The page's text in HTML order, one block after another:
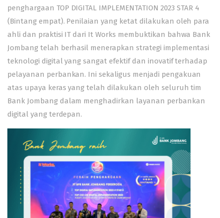
penghargaan TOP DIGITAL IMPLEMENTATION 2023 STAR 4
(Bintang empat). Penilaian yang ketat dilakukan oleh para
ahli dan praktisi IT dari It Works membuktikan bahwa Bank
Jombang telah berhasil menerapkan strategi implementasi
teknologi digital yang sangat efektif dan inovatif terhadap
pelayanan perbankan. Ini sekaligus menjadi pengakuan
atas upaya keras yang telah dilakukan oleh seluruh tim
Bank Jombang dalam menghadirkan layanan perbankan
digital yang terdepan.